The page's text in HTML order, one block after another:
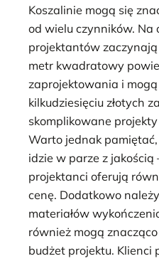
Koszalinie mogą się
od wielu czynników. Na
projektantów zaczynają
metr kwadratowy
zaprojektowania i
kilkudziesięciu złotych
skomplikowane
Warto jednak
idzie w parze z jakością
projektanci oferują
cenę. Dodatkowo
materiałów
również mogą
budżet projektu.